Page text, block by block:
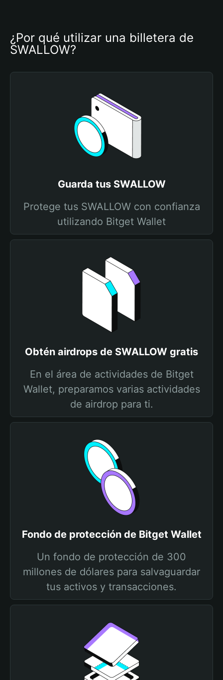
¿Por qué utilizar una billetera de
SWALLOW?
Guarda tus SWALLOW
Protege tus SWALLOW con confianza
utilizando Bitget Wallet
Obtén airdrops de SWALLOW gratis
En el área de actividades de Bitget
Wallet, preparamos varias actividades
de airdrop para ti.
Fondo de protección de Bitget Wallet
Un fondo de protección de 300
millones de dólares para salvaguardar
tus activos y transacciones.